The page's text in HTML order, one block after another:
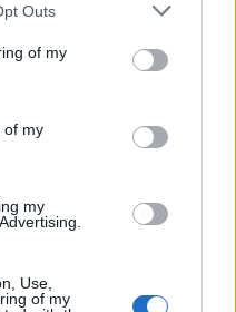
Outs
of my
of my
my
Use,
of my
na którym nasi rodacy
stronie. I zrobili z
sobie
której już nie
zbyt mocne. Ba,
jeszcze bardziej
Niemniej tylko po
10:16 i tym samym